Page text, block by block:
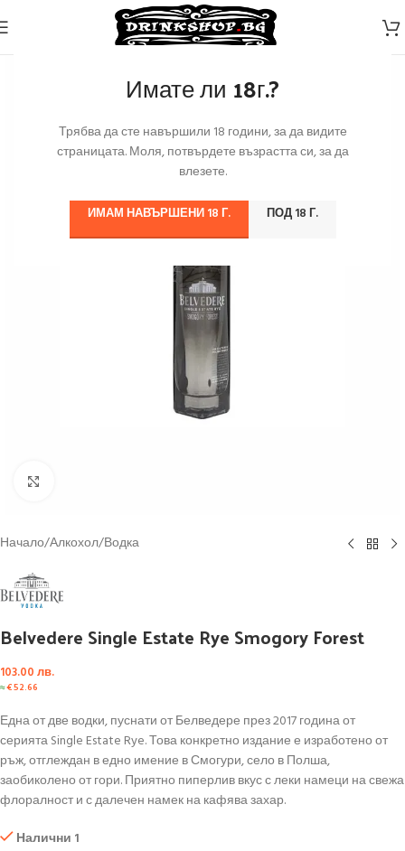
Имате ли 18г.?
Трябва да сте навършили 18 години, за да видите
страницата. Моля, потвърдете възрастта си, за да
влезете.
ИМАМ НАВЪРШЕНИ 18 Г. ПОД 18 Г.
Начало/Алкохол/Водка
Belvedere Single Estate Rye Smogory Forest
103.00 лв.
≈€52.66
Една от две водки, пуснати от Белведере през 2017 година от
серията Single Estate Rye. Това конкретно издание е изработено от
ръж, отглеждан в едно имение в Смогури, село в Полша,
заобиколено от гори. Приятно пиперлив вкус с леки намеци на свежа
флоралност и с далечен намек на кафява захар.
Налични 1